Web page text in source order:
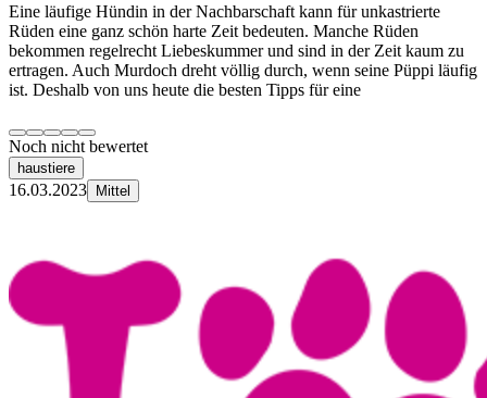
Eine läufige Hündin in der Nachbarschaft kann für unkastrierte
Rüden eine ganz schön harte Zeit bedeuten. Manche Rüden
bekommen regelrecht Liebeskummer und sind in der Zeit kaum zu
ertragen. Auch Murdoch dreht völlig durch, wenn seine Püppi läufig
ist. Deshalb von uns heute die besten Tipps für eine
Noch nicht bewertet
haustiere
16.03.2023 Mittel